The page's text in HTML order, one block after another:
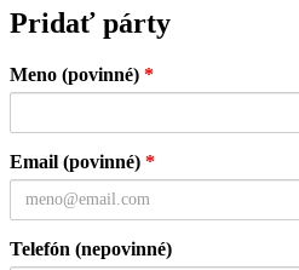
Pridať párty
Meno (povinné) *
Email (povinné) *
Telefón (nepovinné)